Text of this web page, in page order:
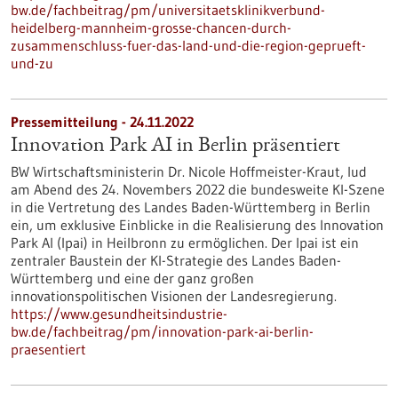
bw.de/fachbeitrag/pm/universitaetsklinikverbund-
heidelberg-mannheim-grosse-chancen-durch-
zusammenschluss-fuer-das-land-und-die-region-geprueft-
und-zu
Pressemitteilung - 24.11.2022
Innovation Park AI in Berlin präsentiert
BW Wirtschaftsministerin Dr. Nicole Hoffmeister-Kraut, lud
am Abend des 24. Novembers 2022 die bundesweite KI-Szene
in die Vertretung des Landes Baden-Württemberg in Berlin
ein, um exklusive Einblicke in die Realisierung des Innovation
Park AI (Ipai) in Heilbronn zu ermöglichen. Der Ipai ist ein
zentraler Baustein der KI-Strategie des Landes Baden-
Württemberg und eine der ganz großen
innovationspolitischen Visionen der Landesregierung.
https://www.gesundheitsindustrie-
bw.de/fachbeitrag/pm/innovation-park-ai-berlin-
praesentiert